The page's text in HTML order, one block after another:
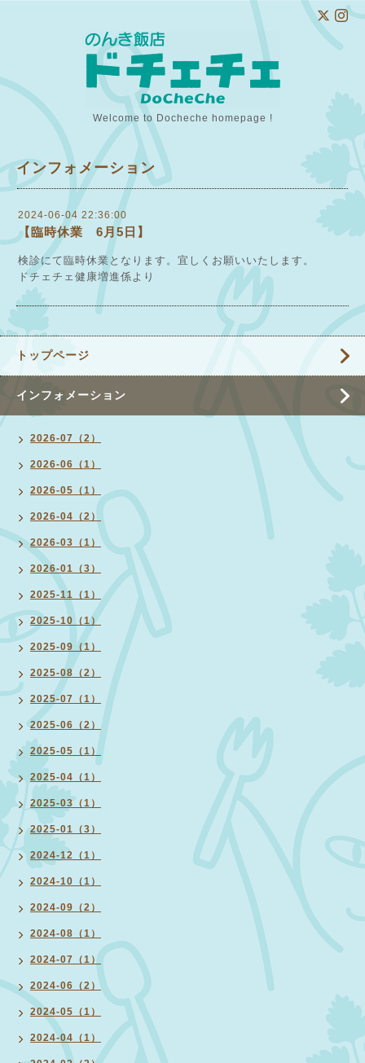
Welcome to Docheche homepage !
インフォメーション
2024-06-04 22:36:00
【臨時休業 6月5日】
検診にて臨時休業となります。宜しくお願いいたします。
ドチェチェ健康増進係より
トップページ
インフォメーション
2026-07（2）
2026-06（1）
2026-05（1）
2026-04（2）
2026-03（1）
2026-01（3）
2025-11（1）
2025-10（1）
2025-09（1）
2025-08（2）
2025-07（1）
2025-06（2）
2025-05（1）
2025-04（1）
2025-03（1）
2025-01（3）
2024-12（1）
2024-10（1）
2024-09（2）
2024-08（1）
2024-07（1）
2024-06（2）
2024-05（1）
2024-04（1）